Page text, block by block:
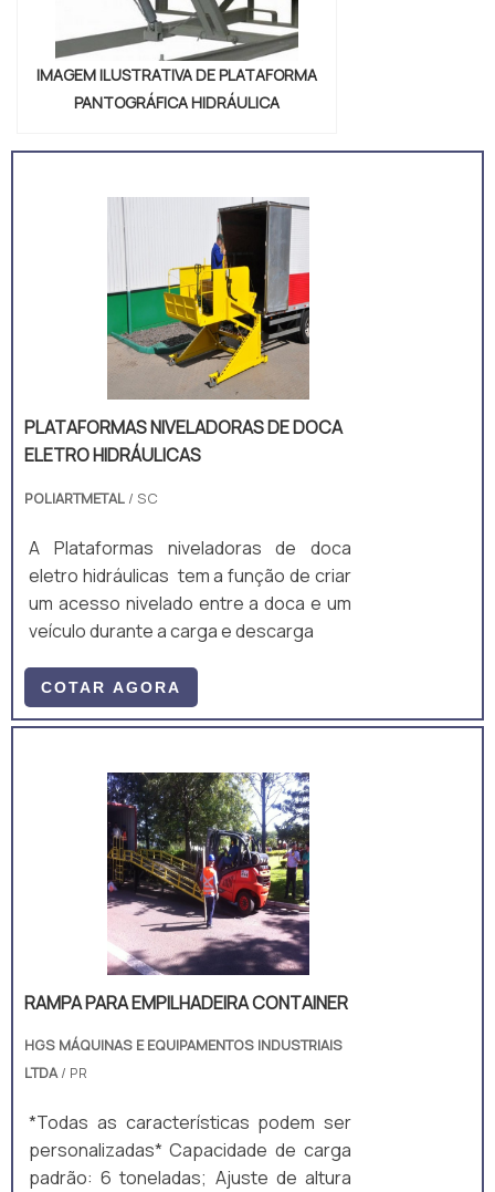
IMAGEM ILUSTRATIVA DE PLATAFORMA
PANTOGRÁFICA HIDRÁULICA
PLATAFORMAS NIVELADORAS DE DOCA
ELETRO HIDRÁULICAS
POLIARTMETAL / SC
A Plataformas niveladoras de doca
eletro hidráulicas tem a função de criar
um acesso nivelado entre a doca e um
veículo durante a carga e descarga
COTAR AGORA
RAMPA PARA EMPILHADEIRA CONTAINER
HGS MÁQUINAS E EQUIPAMENTOS INDUSTRIAIS
LTDA/ PR
*Todas as características podem ser
personalizadas* Capacidade de carga
padrão: 6 toneladas; Ajuste de altura